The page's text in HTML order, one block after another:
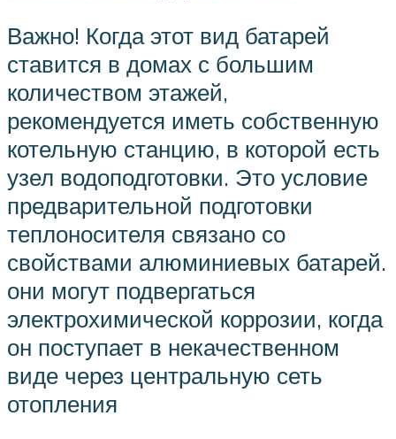
Важно! Когда этот вид батарей
ставится в домах с большим
количеством этажей,
рекомендуется иметь собственную
котельную станцию, в которой есть
узел водоподготовки. Это условие
предварительной подготовки
теплоносителя связано со
свойствами алюминиевых батарей.
они могут подвергаться
электрохимической коррозии, когда
он поступает в некачественном
виде через центральную сеть
отопления